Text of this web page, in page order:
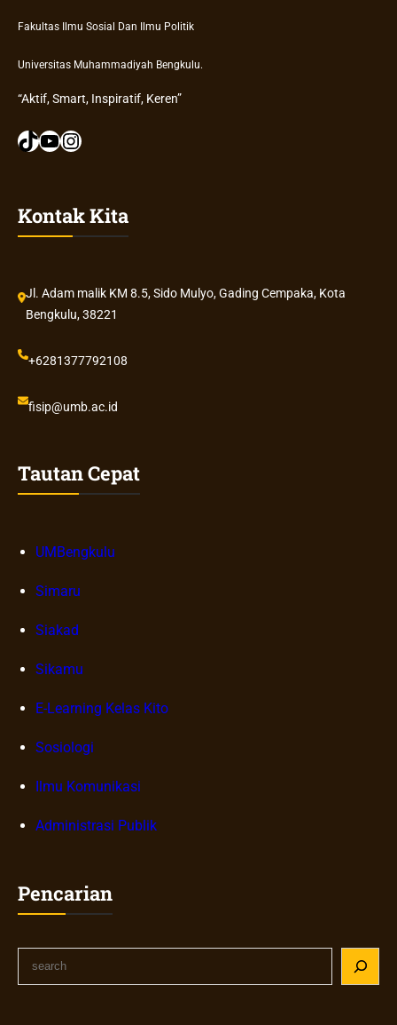
Fakultas Ilmu Sosial Dan Ilmu Politik
Universitas Muhammadiyah Bengkulu.
“Aktif, Smart, Inspiratif, Keren”
TikTok YouTube Instagram
Kontak Kita
Jl. Adam malik KM 8.5, Sido Mulyo, Gading Cempaka, Kota
Bengkulu, 38221
+6281377792108
fisip@umb.ac.id
Tautan Cepat
UMBengkulu
Simaru
Siakad
Sikamu
E-Learning Kelas Kito
Sosiologi
Ilmu Komunikasi
Administrasi Publik
Pencarian